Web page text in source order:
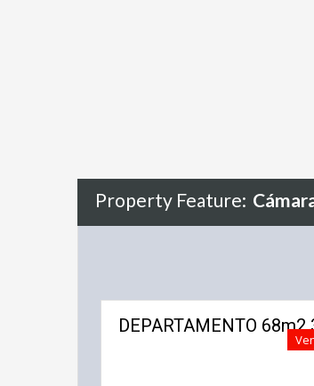
Property Feature:
DEPARTAMENTO